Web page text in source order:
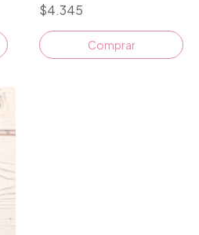
$4.345
Comprar